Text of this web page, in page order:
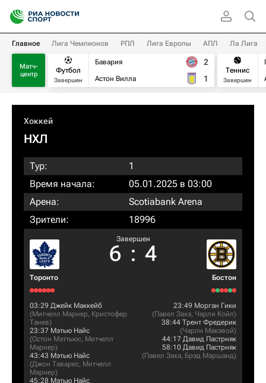
Главное Лига Чемпионов РПЛ Лига Европы АПЛ Ла Лига
Матч-
центр
Футбол
Завершен
Бавария
Астон Вилла
2
1
Теннис
Завершен
Хоккей
НХЛ
Тур:
1
Время начала:
05.01.2025 в 03:00
Арена:
Scotiabank Arena
Зрители:
18996
Торонто
Завершен
6 : 4
Бостон
03:29 Джейк Маккейб
(Митчелл Марнер, Кристофер
Танев)
23:37 Мэтью Найс
(Остон Мэттьюс, Митчелл
Марнер)
43:43 Мэтью Найс
(Джон Таварес, Митчелл
Марнер)
45:28 Мэтью Найс
23:49 Морган Гики
(Павел Заха, Чарли Койл)
38:44 Трент Фредерик
(Чарли Макэвой)
44:17 Давид Пастрняк
58:10 Давид Пастрняк
(Павел Заха, Брэд Маршанд)